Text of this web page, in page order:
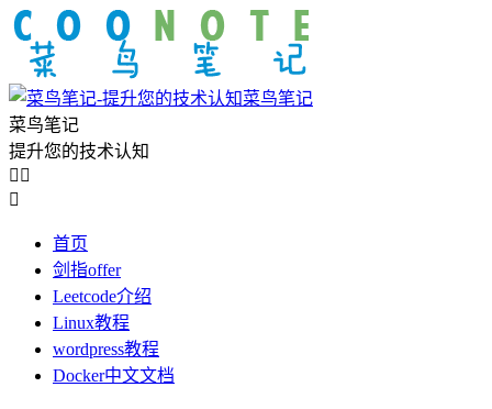
菜鸟笔记
菜鸟笔记
提升您的技术认知
 

首页
剑指offer
Leetcode介绍
Linux教程
wordpress教程
Docker中文文档